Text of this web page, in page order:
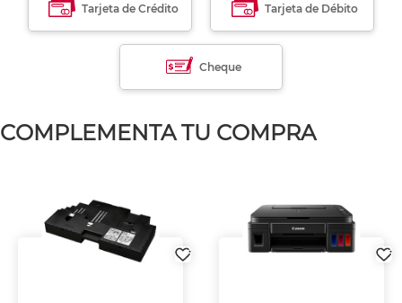
Tarjeta de Crédito Tarjeta de Débito
Cheque
COMPLEMENTA TU COMPRA